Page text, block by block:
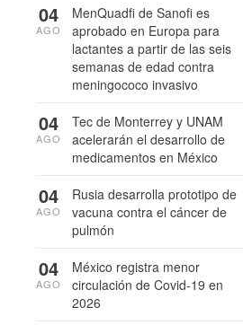
MenQuadfi de Sanofi es
aprobado en Europa para
lactantes a partir de las seis
semanas de edad contra
meningococo invasivo
04
AGO
Tec de Monterrey y UNAM
acelerarán el desarrollo de
medicamentos en México
04
AGO
Rusia desarrolla prototipo de
vacuna contra el cáncer de
pulmón
04
AGO
México registra menor
circulación de Covid-19 en
2026
04
AGO